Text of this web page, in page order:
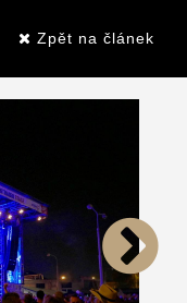
Zpět na článek